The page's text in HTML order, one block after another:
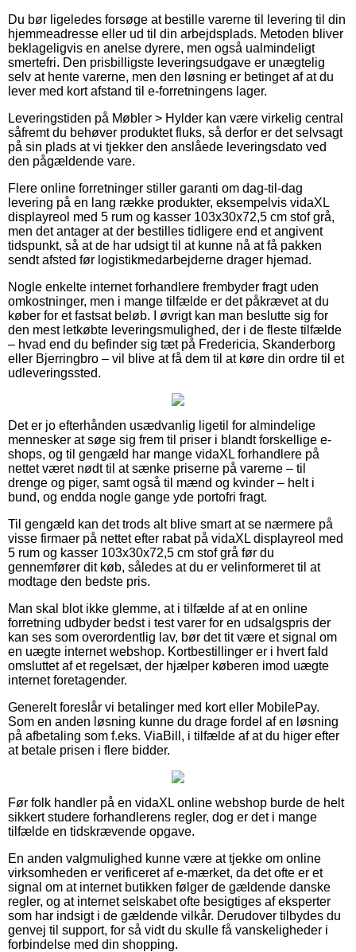
Du bør ligeledes forsøge at bestille varerne til levering til din
hjemmeadresse eller ud til din arbejdsplads. Metoden bliver
beklageligvis en anelse dyrere, men også ualmindeligt
smertefri. Den prisbilligste leveringsudgave er unægtelig
selv at hente varerne, men den løsning er betinget af at du
lever med kort afstand til e-forretningens lager.
Leveringstiden på Møbler > Hylder kan være virkelig central
såfremt du behøver produktet fluks, så derfor er det selvsagt
på sin plads at vi tjekker den anslåede leveringsdato ved
den pågældende vare.
Flere online forretninger stiller garanti om dag-til-dag
levering på en lang række produkter, eksempelvis vidaXL
displayreol med 5 rum og kasser 103x30x72,5 cm stof grå,
men det antager at der bestilles tidligere end et angivent
tidspunkt, så at de har udsigt til at kunne nå at få pakken
sendt afsted før logistikmedarbejderne drager hjemad.
Nogle enkelte internet forhandlere frembyder fragt uden
omkostninger, men i mange tilfælde er det påkrævet at du
køber for et fastsat beløb. I øvrigt kan man beslutte sig for
den mest letkøbte leveringsmulighed, der i de fleste tilfælde
– hvad end du befinder sig tæt på Fredericia, Skanderborg
eller Bjerringbro – vil blive at få dem til at køre din ordre til et
udleveringssted.
Det er jo efterhånden usædvanlig ligetil for almindelige
mennesker at søge sig frem til priser i blandt forskellige e-
shops, og til gengæld har mange vidaXL forhandlere på
nettet været nødt til at sænke priserne på varerne – til
drenge og piger, samt også til mænd og kvinder – helt i
bund, og endda nogle gange yde portofri fragt.
Til gengæld kan det trods alt blive smart at se nærmere på
visse firmaer på nettet efter rabat på vidaXL displayreol med
5 rum og kasser 103x30x72,5 cm stof grå før du
gennemfører dit køb, således at du er velinformeret til at
modtage den bedste pris.
Man skal blot ikke glemme, at i tilfælde af at en online
forretning udbyder bedst i test varer for en udsalgspris der
kan ses som overordentlig lav, bør det tit være et signal om
en uægte internet webshop. Kortbestillinger er i hvert fald
omsluttet af et regelsæt, der hjælper køberen imod uægte
internet foretagender.
Generelt foreslår vi betalinger med kort eller MobilePay.
Som en anden løsning kunne du drage fordel af en løsning
på afbetaling som f.eks. ViaBill, i tilfælde af at du higer efter
at betale prisen i flere bidder.
Før folk handler på en vidaXL online webshop burde de helt
sikkert studere forhandlerens regler, dog er det i mange
tilfælde en tidskrævende opgave.
En anden valgmulighed kunne være at tjekke om online
virksomheden er verificeret af e-mærket, da det ofte er et
signal om at internet butikken følger de gældende danske
regler, og at internet selskabet ofte besigtiges af eksperter
som har indsigt i de gældende vilkår. Derudover tilbydes du
genvej til support, for så vidt du skulle få vanskeligheder i
forbindelse med din shopping.